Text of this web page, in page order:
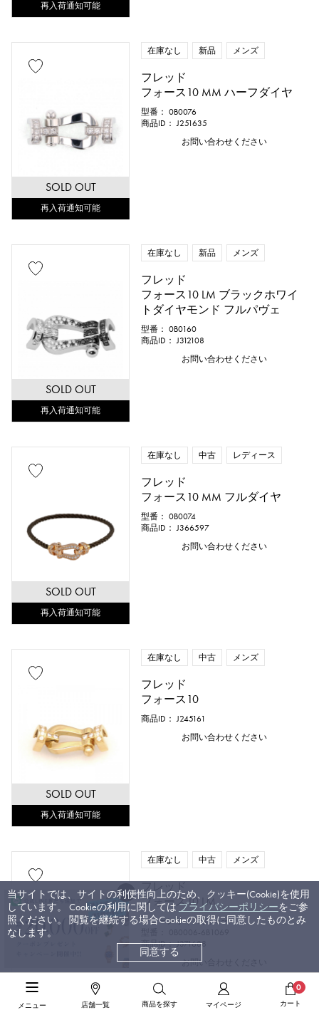
メニュー 店舗一覧 商品を探す マイページ
0
カート
再入荷通知可能
SOLD OUT
再入荷通知可能
在庫なし 新品 メンズ
フレッド
フォース10 MM ハーフダイヤ
型番： 0B0076
商品ID： J251635
お問い合わせください
SOLD OUT
再入荷通知可能
在庫なし 新品 メンズ
フレッド
フォース10 LM ブラックホワイ
トダイヤモンド フルパヴェ
型番： 0B0160
商品ID： J312108
お問い合わせください
SOLD OUT
再入荷通知可能
在庫なし 中古 レディース
フレッド
フォース10 MM フルダイヤ
型番： 0B0074
商品ID： J366597
お問い合わせください
SOLD OUT
再入荷通知可能
在庫なし 中古 メンズ
フレッド
フォース10
商品ID： J245161
お問い合わせください
SOLD OUT
在庫なし 中古 メンズ
フレッド
フォース10 LM
チェーンサイズ:約16cm
商品ID： J371688
お問い合わせください
当サイトでは、サイトの利便性向上のため、クッキー(Cookie)を使用
しています。 Cookieの利用に関しては プライバシーポリシーをご参
照ください。 閲覧を継続する場合Cookieの取得に同意したものとみ
なします。
同意する